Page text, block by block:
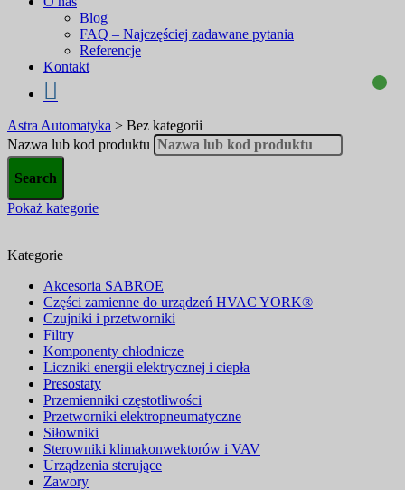
Blog
FAQ – Najczęściej zadawane pytania
Referencje
Kontakt
Astra Automatyka > Bez kategorii
Nazwa lub kod produktu
Pokaż kategorie
Kategorie
Akcesoria SABROE
Części zamienne do urządzeń HVAC YORK®
Czujniki i przetworniki
Filtry
Komponenty chłodnicze
Liczniki energii elektrycznej i ciepła
Presostaty
Przemienniki częstotliwości
Przetworniki elektropneumatyczne
Siłowniki
Sterowniki klimakonwektorów i VAV
Urządzenia sterujące
Zawory